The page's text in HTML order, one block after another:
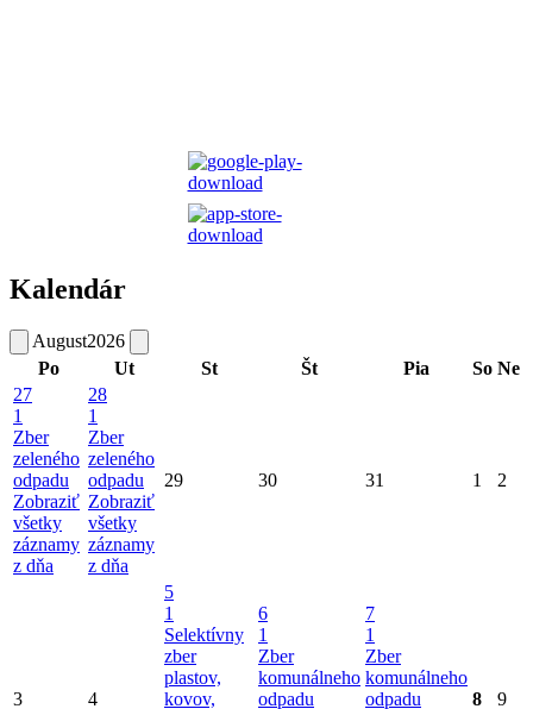
Kalendár
August2026
Po
Ut St Št Pia So Ne
27
1
Zber
zeleného
odpadu
Zobraziť
všetky
záznamy
z dňa
28
1
Zber
zeleného
odpadu
Zobraziť
všetky
záznamy
z dňa
29 30 31 1 2
3 4
5
1
Selektívny
zber
plastov,
kovov,
6
1
Zber
komunálneho
odpadu
7
1
Zber
komunálneho
odpadu
8 9